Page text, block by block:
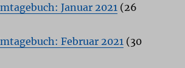
Januar 2021 (26
Februar 2021 (30